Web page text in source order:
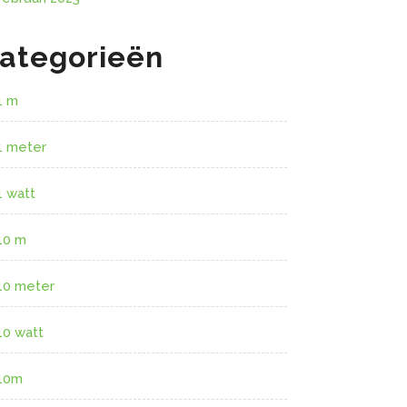
m
meter
watt
m
meter
watt